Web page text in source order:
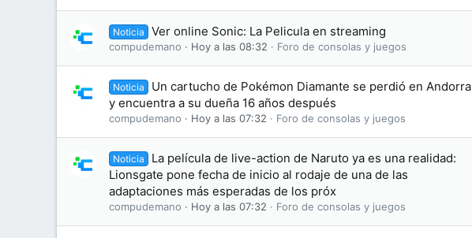
Noticia Ver online Sonic: La Pelicula en streaming
compudemano Hoy a las 08:32 Foro de consolas y juegos
Noticia
Un cartucho de Pokémon Diamante se perdió en Andorra
y encuentra a su dueña 16 años después
compudemano Hoy a las 07:32 Foro de consolas y juegos
Noticia
La película de live-action de Naruto ya es una realidad:
Lionsgate pone fecha de inicio al rodaje de una de las
adaptaciones más esperadas de los próx
compudemano Hoy a las 07:32 Foro de consolas y juegos